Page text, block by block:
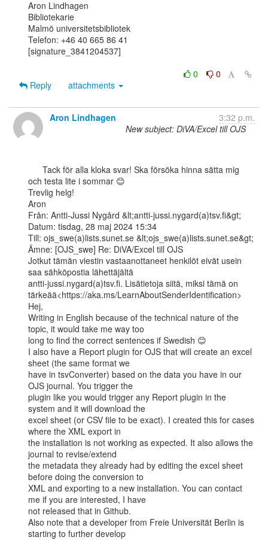
Aron Lindhagen
Bibliotekarie
Malmö universitetsbibliotek
Telefon: +46 40 665 86 41
[signature_3841204537]
0
0
Reply
attachments
Aron Lindhagen
3:32 p.m.
New subject: DiVA/Excel till OJS
och testa lite i sommar 😊
Trevlig helg!
Aron
Från: Antti-Jussi Nygård &lt;antti-jussi.nygard(a)tsv.fi&gt;
Datum: tisdag, 28 maj 2024 15:34
Till: ojs_swe(a)lists.sunet.se &lt;ojs_swe(a)lists.sunet.se&gt;
Ämne: [OJS_swe] Re: DiVA/Excel till OJS
Jotkut tämän viestin vastaanottaneet henkilöt eivät usein
saa sähköpostia lähettäjältä
antti-jussi.nygard(a)tsv.fi. Lisätietoja siitä, miksi tämä on
tärkeää<https://aka.ms/LearnAboutSenderIdentification>
Hej,
Writing in English because of the technical nature of the
topic, it would take me way too
long to find the correct sentences if Swedish 😊
I also have a Report plugin for OJS that will create an excel
sheet (the same format we
have in tsvConverter) based on the data you have in our
OJS journal. You trigger the
plugin like you would trigger any Report plugin in the
system and it will download the
excel sheet (or CSV file to be exact). I created this for cases
where the XML export in
the installation is not working as expected. It also allows the
journal to revise/extend
the metadata they already had by editing the excel sheet
before doing the conversion to
XML and exporting to a new installation. You can contact
me if you are interested, I have
not released that in Github.
Also note that a developer from Freie Universität Berlin is
starting to further develop